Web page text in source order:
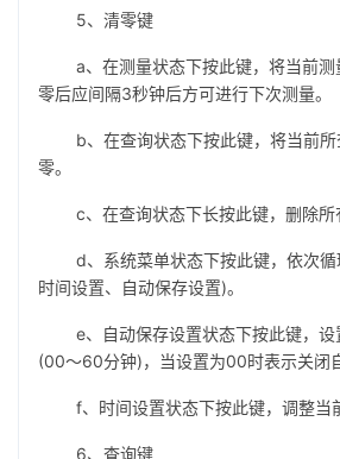
5、清零键
a、在测量状态下按此键，将当前测
零后应间隔3秒钟后方可进行下次测量。
b、在查询状态下按此键，将当前所
零。
c、在查询状态下长按此键，删除所
d、系统菜单状态下按此键，依次循
时间设置、自动保存设置)。
e、自动保存设置状态下按此键，设
(00～60分钟)，当设置为00时表示关闭
f、时间设置状态下按此键，调整当前
6、查询键